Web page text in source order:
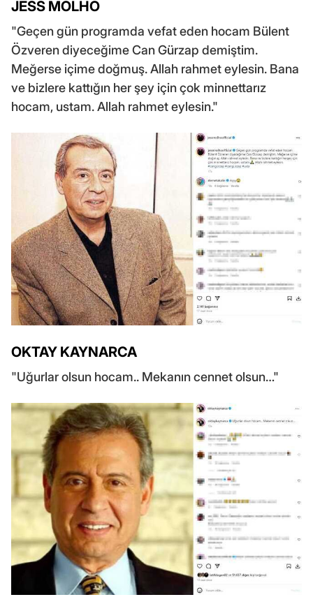
JESS MOLHO
"Geçen gün programda vefat eden hocam Bülent
Özveren diyeceğime Can Gürzap demiştim.
Meğerse içime doğmuş. Allah rahmet eylesin. Bana
ve bizlere kattığın her şey için çok minnettarız
hocam, ustam. Allah rahmet eylesin."
OKTAY KAYNARCA
"Uğurlar olsun hocam.. Mekanın cennet olsun…"